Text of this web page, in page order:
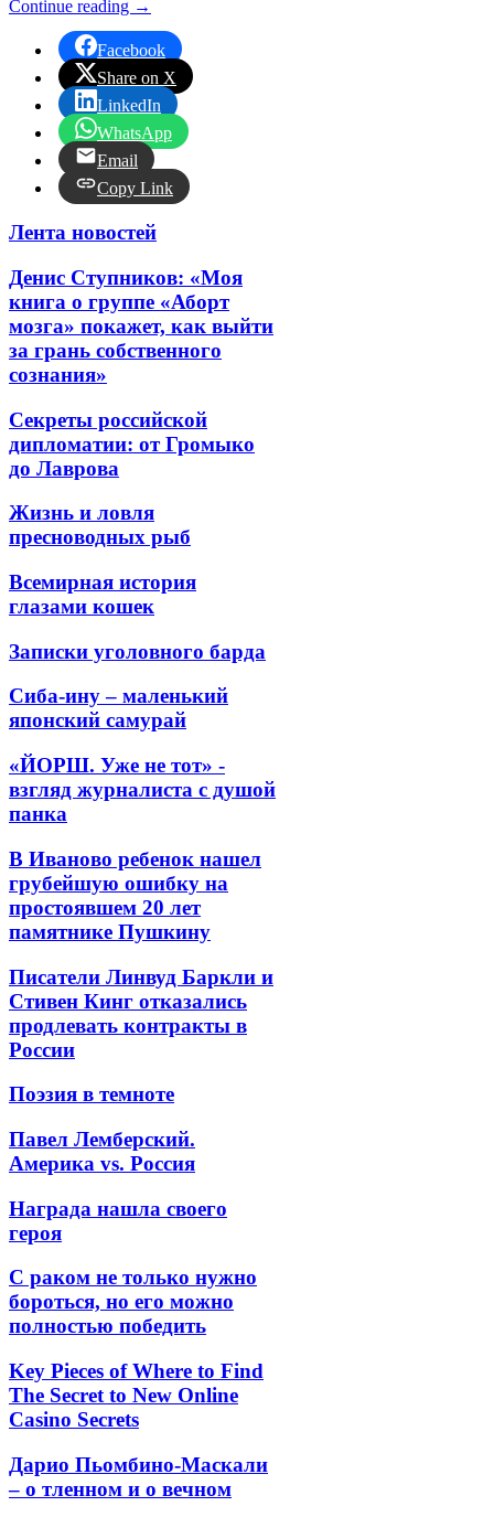
Continue reading →
Facebook
Share on X
LinkedIn
WhatsApp
Email
Copy Link
Лента новостей
Денис Ступников: «Моя
книга о группе «Аборт
мозга» покажет, как выйти
за грань собственного
сознания»
Секреты российской
дипломатии: от Громыко
до Лаврова
Жизнь и ловля
пресноводных рыб
Всемирная история
глазами кошек
Записки уголовного барда
Сиба-ину – маленький
японский самурай
«ЙОРШ. Уже не тот» -
взгляд журналиста с душой
панка
В Иваново ребенок нашел
грубейшую ошибку на
простоявшем 20 лет
памятнике Пушкину
Писатели Линвуд Баркли и
Стивен Кинг отказались
продлевать контракты в
России
Поэзия в темноте
Павел Лемберский.
Америка vs. Россия
Награда нашла своего
героя
С раком не только нужно
бороться, но его можно
полностью победить
Key Pieces of Where to Find
The Secret to New Online
Casino Secrets
Дарио Пьомбино-Маскали
– о тленном и о вечном